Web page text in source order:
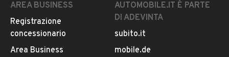
AREA BUSINESS
Registrazione
concessionario
Area Business
AUTOMOBILE.IT È PARTE
DI ADEVINTA
subito.it
mobile.de